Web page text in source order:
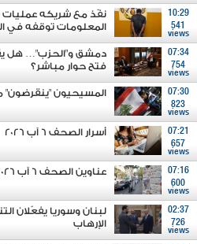
10:29
541
views
نفّذ مع شريكه
المعلومات توقفه في
07:34
754
views
دمشق و"الحزب"… هل
فتح حوار مباشر؟
07:30
823
views
المسيحيون "ينقرضون"
07:21
657
views
أسرار الصحف 6 آب 2026
07:16
600
views
عناوين الصحف 6 آب 2026
02:37
726
views
لبنان وسوريا يفعّلان
الإرهاب